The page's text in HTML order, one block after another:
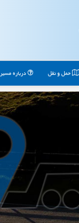
حمل و نقل درباره